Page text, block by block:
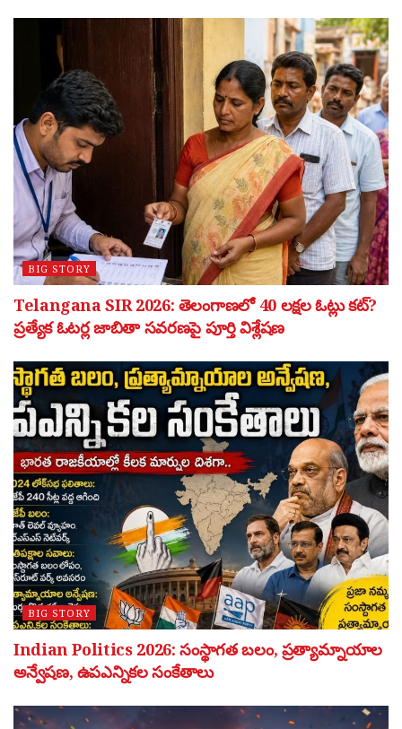
BIG STORY
Telangana SIR 2026: తెలంగాణలో 40 లక్షల ఓట్లు కట్?
ప్రత్యేక ఓటర్ల జాబితా సవరణపై పూర్తి విశ్లేషణ
BIG STORY
Indian Politics 2026: సంస్థాగత బలం, ప్రత్యామ్నాయాల
అన్వేషణ, ఉపఎన్నికల సంకేతాలు